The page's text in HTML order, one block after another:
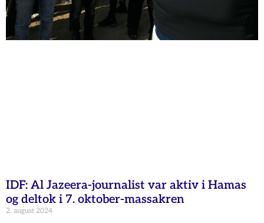
IDF: Al Jazeera-journalist var aktiv i Hamas
og deltok i 7. oktober-massakren
2. august 2024